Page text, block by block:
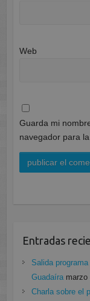
Web
Guarda mi
navegador para
Entradas
Salida
Guadaíra marzo
Charla sobre el